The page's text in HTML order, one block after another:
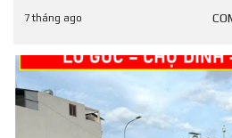
7 tháng ago